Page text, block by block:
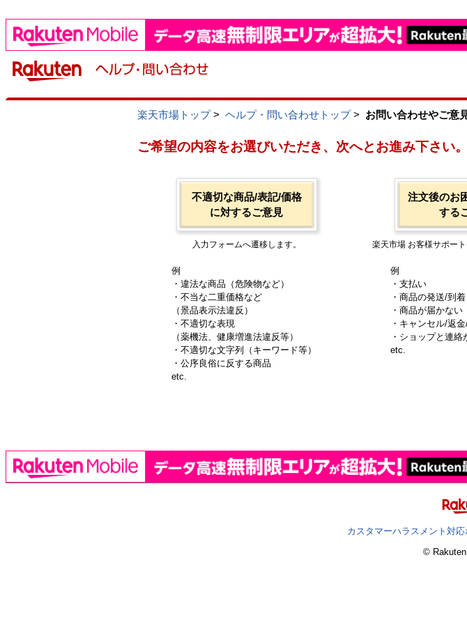
楽天市場トップ> ヘルプ・問い合わせトップ> お問い合わせやご意
ご希望の内容をお選びいただき、次へとお進み下さい。
不適切な商品/表記/価格
に対するご意見
入力フォームへ遷移します。
例
・違法な商品（危険物など）
・不当な二重価格など
（景品表示法違反）
・不適切な表現
（薬機法、健康増進法違反等）
・不適切な文字列（キーワード等）
・公序良俗に反する商品
etc.
注文後のお
する
楽天市場 お客様サポー
例
・支払い
・商品の発送/到
・商品が届かない
・キャンセル/返
・ショップと連絡
etc.
カスタマーハラスメント対応
©